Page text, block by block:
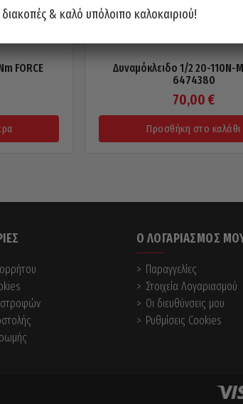
FORCE
Δυναμόκλειδο 1/2 20-110N-M
6474380
70,00 €
Προσθήκη στο καλάθι
Ο ΛΟΓΑΡΙΑΣΜΌΣ
Παραγγελίες
Στοιχεία Λογαριασμού
Οι διευθύνσεις μου
Ρυθμίσεις Cookies
& καλό υπόλοιπο καλοκαιριού!